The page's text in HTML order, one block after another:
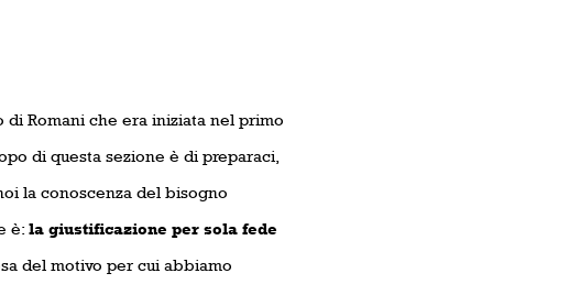
Romani che era iniziata nel primo
di questa sezione è di preparaci,
la conoscenza del bisogno
è:la giustificazione per sola fede
del motivo per cui abbiamo